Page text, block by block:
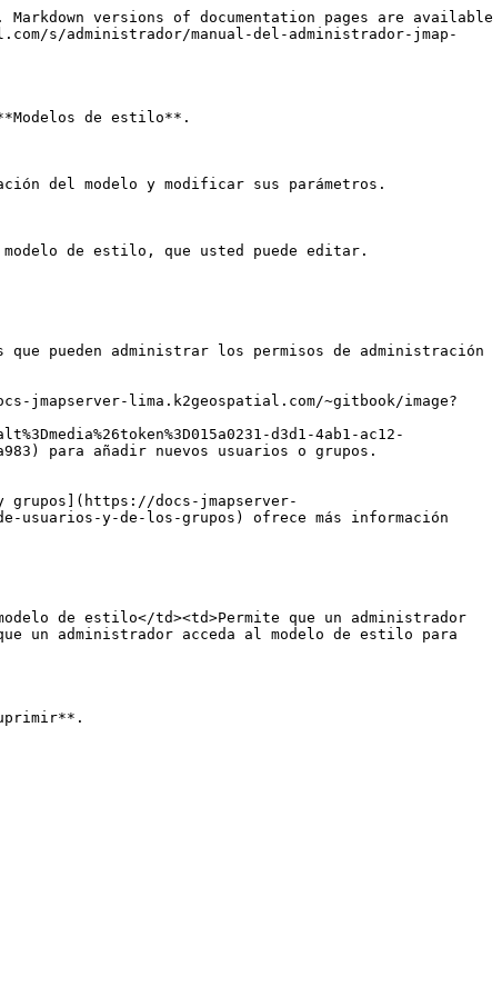
versions of documentation pages are available
s/administrador/manual-del-administrador-jmap-
de estilo**.
del modelo y modificar sus parámetros.
de estilo, que usted puede editar.
pueden administrar los permisos de administración
lima.k2geospatial.com/~gitbook/image?
d3d1-4ab1-ac12-
para añadir nuevos usuarios o grupos.
grupos](https://docs-jmapserver-
usuarios-y-de-los-grupos) ofrece más información
de estilo</td><td>Permite que un administrador
un administrador acceda al modelo de estilo para